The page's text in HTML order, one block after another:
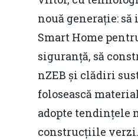
nouă generație:
Smart Home
siguranță, să
nZEB și clădiri
folosească
adopte tendințele
construcțiile verzi.